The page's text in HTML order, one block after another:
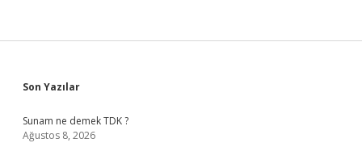
Sidebar
Son Yazılar
Sunam ne demek TDK ?
Ağustos 8, 2026